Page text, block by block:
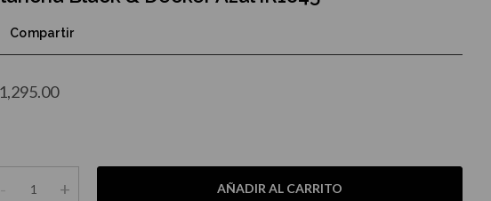
Compartir
- + AÑADIR AL CARRITO